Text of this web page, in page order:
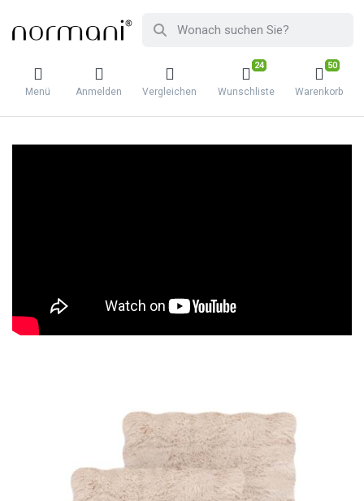
Menü Anmelden Vergleichen
24
Wunschliste
50
Warenkorb